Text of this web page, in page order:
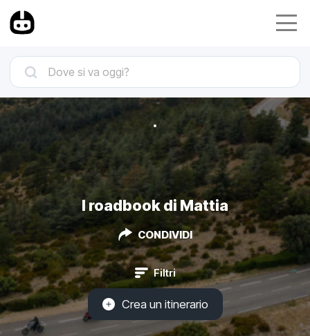
I roadbook di Mattia
CONDIVIDI
Filtri
Crea un itinerario